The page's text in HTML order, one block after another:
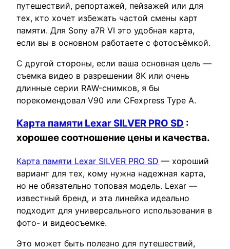
путешествий, репортажей, пейзажей или для
тех, кто хочет избежать частой смены карт
памяти. Для Sony a7R VI это удобная карта,
если вы в основном работаете с фотосъёмкой.
С другой стороны, если ваша основная цель —
съемка видео в разрешении 8K или очень
длинные серии RAW-снимков, я бы
порекомендовал V90 или CFexpress Type A.
Карта памяти Lexar SILVER PRO SD :
хорошее соотношение цены и качества.
Карта памяти Lexar SILVER PRO SD — хороший
вариант для тех, кому нужна надежная карта,
но не обязательно топовая модель. Lexar —
известный бренд, и эта линейка идеально
подходит для универсального использования в
фото- и видеосъемке.
Это может быть полезно для путешествий,